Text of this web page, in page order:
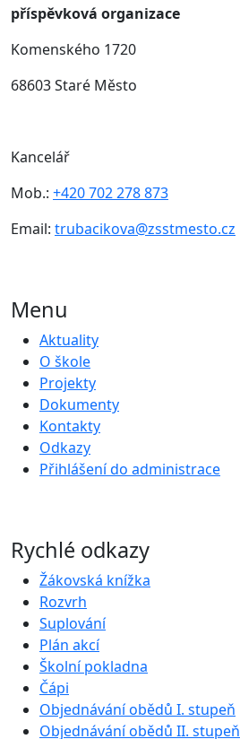
příspěvková organizace
Komenského 1720
68603 Staré Město
Kancelář
Mob.: +420 702 278 873
Email: trubacikova@zsstmesto.cz
Menu
Aktuality
O škole
Projekty
Dokumenty
Kontakty
Odkazy
Přihlášení do administrace
Rychlé odkazy
Žákovská knížka
Rozvrh
Suplování
Plán akcí
Školní pokladna
Čápi
Objednávání obědů I. stupeň
Objednávání obědů II. stupeň